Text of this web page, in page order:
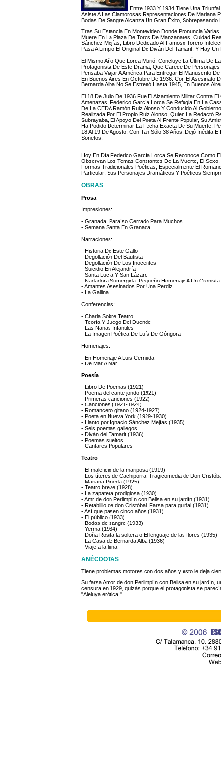
Entre 1933 Y 1934 Tiene Una
Asiste A Las Clamorosas Representaciones De Mariana
Bodas De Sangre Alcanza Un Gran Éxito, Sobrepasando
Tras Su Estancia En Montevideo Donde Pronuncia
Muere En La Plaza De Toros De Manzanares, Cuidad
Sánchez Mejías, Libro Dedicado Al Famoso Torero
Pasa A Limpio El Original De Diván Del Tamarit. Y Hay
El Mismo Año Que Lorca Murió, Concluye La Última De
Protagonista De Este Drama, Que Carece De
Pensaba Viajar A América Para Entregar El Manuscrito
En Buenos Aires En Octubre De 1936. Con El Asesinato
Bernarda Alba No Se Estrenó Hasta 1945, En Buenos
El 18 De Julio De 1936 Fue El Alzamiento Militar Contra
Amenazas, Federico García Lorca Se Refugia En La
De La CEDA Ramón Ruiz Alonso Y Conducido Al
Realizada Por El Propio Ruiz Alonso, Quien La Redactó
Subrayaba, El Apoyo Del Poeta Al Frente Popular, Su
Ha Podido Determinar La Fecha Exacta De Su Muerte,
18 Al 19 De Agosto. Con Tan Sólo 38 Años, Dejó Inédita
Sonetos.
Hoy En Día Federico García Lorca Se Reconoce Como
Observan Los Temas Constantes De La Muerte, El
Formas Tradicionales Poéticas, Especialmente El
Particular; Sus Personajes Dramáticos Y Poéticos
OBRAS
Prosa
Impresiones:
- Granada. Paraíso Cerrado Para Muchos
- Semana Santa En Granada
Narraciones:
- Historia De Este Gallo
- Degollación Del Bautista
- Degollación De Los Inocentes
- Suicidio En Alejandría
- Santa Lucía Y San Lázaro
- Nadadora Sumergida. Pequeño Homenaje A Un
- Amantes Asesinados Por Una Perdiz
- La Gallina
Conferencias:
- Charla Sobre Teatro
- Teoría Y Juego Del Duende
- Las Nanas Infantiles
- La Imagen Poética De Luís De Góngora
Homenajes:
- En Homenaje A Luis Cernuda
- De Mar A Mar
Poesía
- Libro De Poemas (1921)
- Poema del cante jondo (1921)
- Primeras canciones (1922)
- Canciones (1921-1924)
- Romancero gitano (1924-1927)
- Poeta en Nueva York (1929-1930)
- Llanto por Ignacio Sánchez Mejías (1935)
- Seis poemas gallegos
- Diván del Tamarit (1936)
- Poemas sueltos
- Cantares Populares
Teatro
- El maleficio de la mariposa (1919)
- Los títeres de Cachiporra. Tragicomedia de Don
- Mariana Pineda (1925)
- Teatro breve (1928)
- La zapatera prodigiosa (1930)
- Amr de don Perlimplín con Belisa en su jardín (1931)
- Retablillo de don Cristóbal. Farsa para guiñal (1931)
- Así que pasen cinco años (1931)
- El público (1933)
- Bodas de sangre (1933)
- Yerma (1934)
- Doña Rosita la soltera o El lenguaje de las flores (1935)
- La Casa de Bernarda Alba (1936)
- Viaje a la luna
ANÉCDOTAS
Tiene problemas motores con dos años y esto le deja
Su farsa Amor de don Perlimplín con Belisa en su jardín,
censura en 1929, quizás porque el protagonista se
"Aleluya erótica."